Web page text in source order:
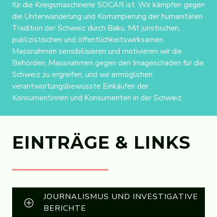
für die Kriegsmaschinerie SOCAR ist. Wir kämpfen gegen
die Unterwanderung und Korrumpierung der humanitären
Tradition der Schweiz durch Baku. Mit juristischen,
publizistischen und öffentlichkeitswirksamen
Massnahmen sensibilisieren und motivieren wir die
Behörden, Massnahmen gegen den Imageschaden für die
Schweiz zu ergreifen, und wir ermöglichen
verantwortungsbewusste Einkäufen der
Konsumentinnen und Konsumenten in der Schweiz.
EINTRÄGE & LINKS
JOURNALISMUS UND INVESTIGATIVE
BERICHTE